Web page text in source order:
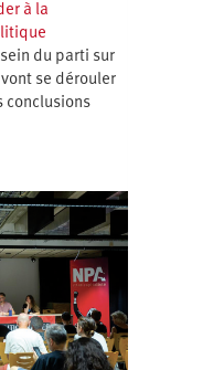
à la
du parti sur
se dérouler
conclusions